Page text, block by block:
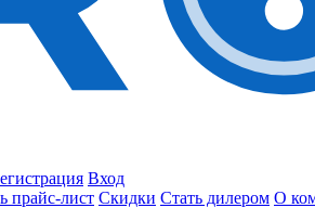
Вход
прайс-лист Скидки Стать дилером О